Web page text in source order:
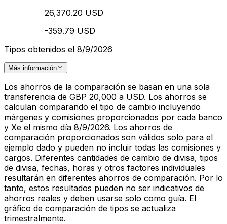
26,370.20 USD
-359.79 USD
Tipos obtenidos el 8/9/2026
Más información
Los ahorros de la comparación se basan en una sola
transferencia de GBP 20,000 a USD. Los ahorros se
calculan comparando el tipo de cambio incluyendo
márgenes y comisiones proporcionados por cada banco
y Xe el mismo día 8/9/2026. Los ahorros de
comparación proporcionados son válidos solo para el
ejemplo dado y pueden no incluir todas las comisiones y
cargos. Diferentes cantidades de cambio de divisa, tipos
de divisa, fechas, horas y otros factores individuales
resultarán en diferentes ahorros de comparación. Por lo
tanto, estos resultados pueden no ser indicativos de
ahorros reales y deben usarse solo como guía. El
gráfico de comparación de tipos se actualiza
trimestralmente.